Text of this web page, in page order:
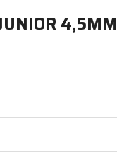
4,5MM